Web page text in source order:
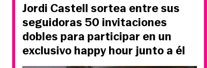
Jordi Castell sortea entre sus
seguidoras 50 invitaciones
dobles para participar en un
exclusivo happy hour junto a él